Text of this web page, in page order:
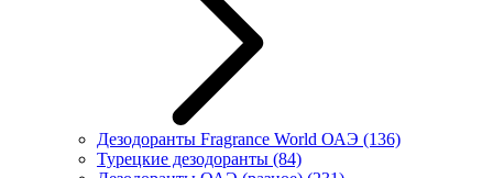
Дезодоранты Fragrance World ОАЭ (136)
Турецкие дезодоранты (84)